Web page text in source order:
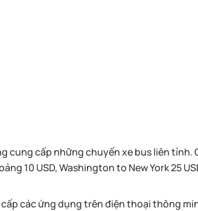
cung cấp những chuyến xe bus liên tỉnh.
10 USD, Washington to New York 25
các ứng dụng trên điện thoại thông